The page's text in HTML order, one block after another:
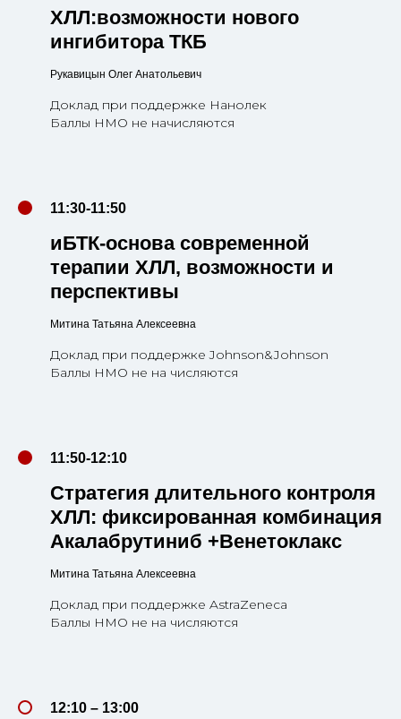
ХЛЛ:возможности нового
ингибитора ТКБ
Рукавицын Олег Анатольевич
Доклад при поддержке Нанолек
Баллы НМО не начисляются
11:30-11:50
иБТК-основа современной
терапии ХЛЛ, возможности и
перспективы
Митина Татьяна Алексеевна
Доклад при поддержке Johnson&Johnson
Баллы НМО не на числяются
11:50-12:10
Стратегия длительного контроля
ХЛЛ: фиксированная комбинация
Акалабрутиниб +Венетоклакс
Митина Татьяна Алексеевна
Доклад при поддержке AstraZeneca
Баллы НМО не на числяются
12:10 – 13:00